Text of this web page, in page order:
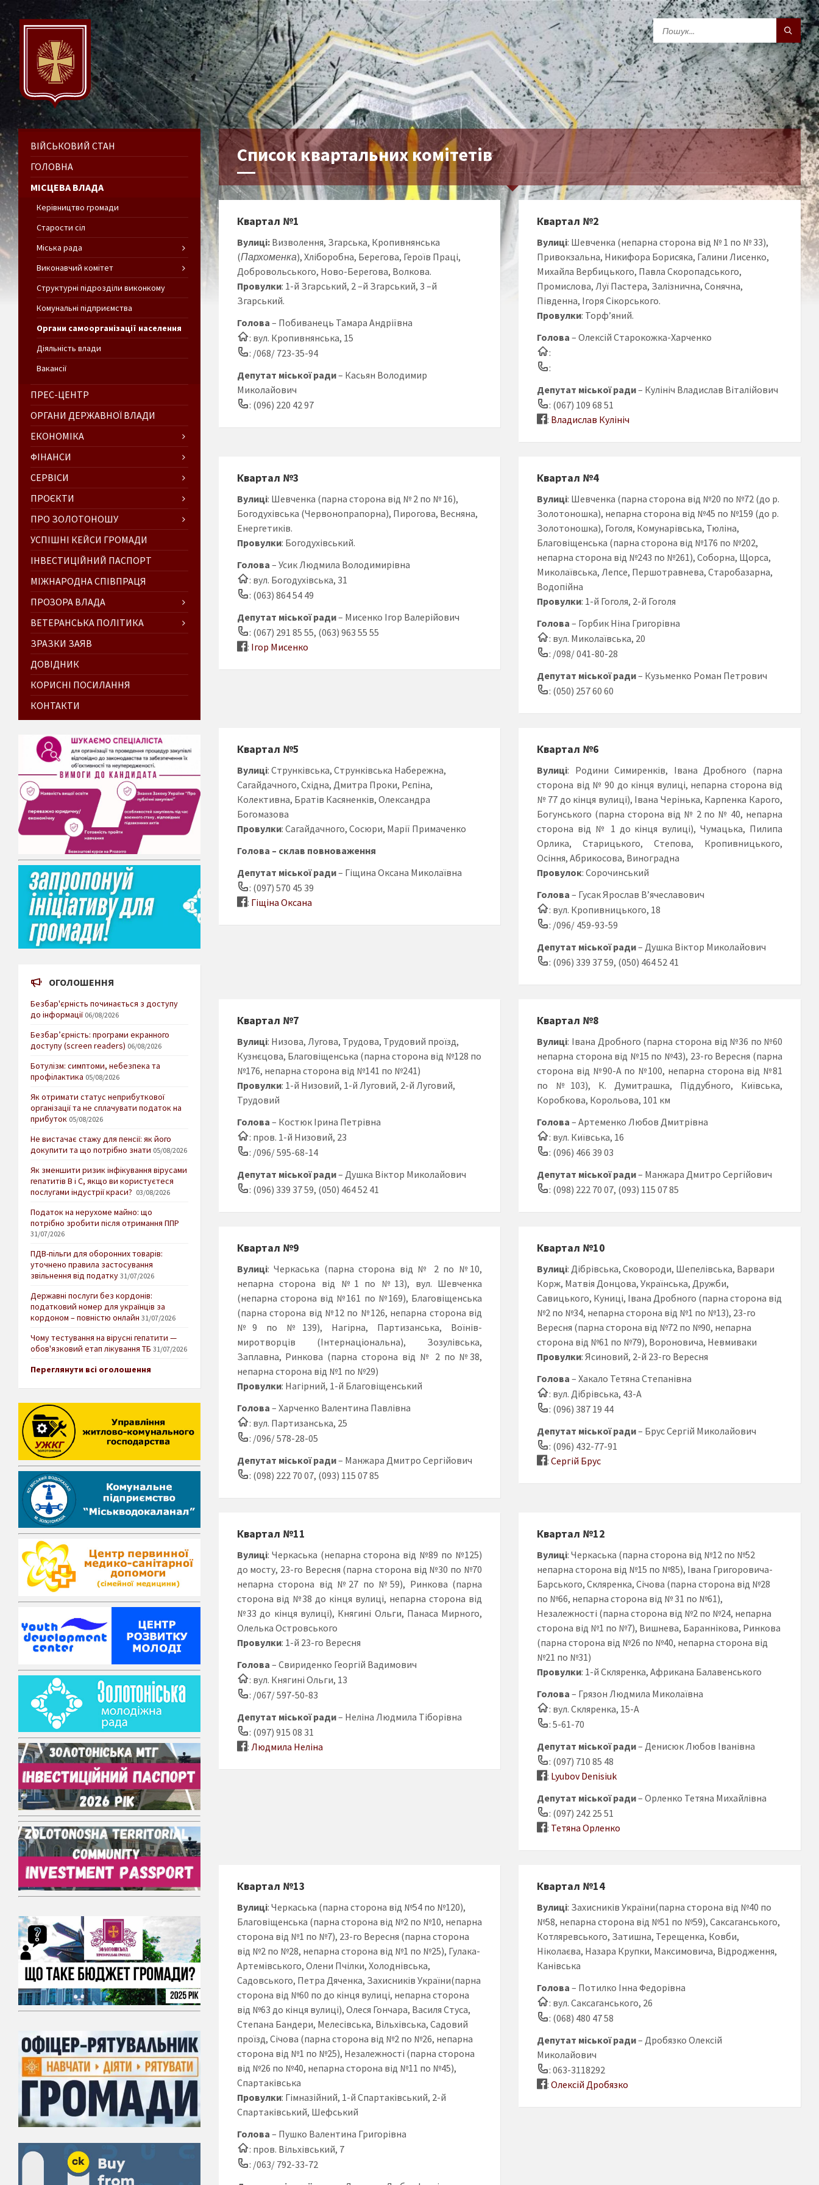
Список квартальних комітетів
Квартал №1
Вулиці:Визволення, Згарська, Кропивнянська
(Пархоменка), Хліборобна, Берегова, Героїв Праці,
Добровольського, Ново-Берегова, Волкова.
Провулки: 1-й Згарський, 2 –й Згарський, 3 –й
Згарський.
Голова – Побиванець Тамара Андріївна
: вул. Кропивнянська, 15
: /068/ 723-35-94
Депутат міської ради– Касьян Володимир
Миколайович
: (096) 220 42 97
Квартал №2
Вулиці: Шевченка (непарна сторона від № 1 по № 33),
Привокзальна, Никифора Борисяка, Галини Лисенко,
Михайла Вербицького, Павла Скоропадського,
Промислова, Луї Пастера, Залізнична, Сонячна,
Південна, Ігоря Сікорського.
Провулки: Торф’яний.
Голова – Олексій Старокожка-Харченко
:
:
Депутат міської ради– Кулініч Владислав Віталійович
: (067) 109 68 51
: Владислав Кулініч
Квартал №3
Вулиці: Шевченка (парна сторона від № 2 по № 16),
Богодухівська (Червонопрапорна), Пирогова, Весняна,
Енергетиків.
Провулки: Богодухівський.
Голова – Усик Людмила Володимирівна
: вул. Богодухівська, 31
: (063) 864 54 49
Депутат міської ради– Мисенко Ігор Валерійович
: (067) 291 85 55, (063) 963 55 55
: Ігор Мисенко
Квартал №4
Вулиці: Шевченка (парна сторона від №20 по №72 (до р.
Золотоношка), непарна сторона від №45 по №159 (до р.
Золотоношка), Гоголя, Комунарівська, Тюліна,
Благовіщенська (парна сторона від №176 по №202,
непарна сторона від №243 по №261), Соборна, Щорса,
Миколаївська, Лепсе, Першотравнева, Старобазарна,
Водопійна
Провулки: 1-й Гоголя, 2-й Гоголя
Голова – Горбик Ніна Григорівна
: вул. Миколаївська, 20
: /098/ 041-80-28
Депутат міської ради– Кузьменко Роман Петрович
: (050) 257 60 60
Квартал №5
Вулиці: Струнківська, Струнківська Набережна,
Сагайдачного, Східна, Дмитра Проки, Рєпіна,
Колективна, Братів Касяненків, Олександра
Богомазова
Провулки: Сагайдачного, Сосюри, Марії Примаченко
Голова – склав повноваження
Депутат міської ради– Гіщина Оксана Миколаївна
: (097) 570 45 39
: Гіщіна Оксана
Квартал №6
Вулиці: Родини Симиренків, Івана Дробного (парна
сторона від № 90 до кінця вулиці, непарна сторона від
№ 77 до кінця вулиці), Івана Черінька, Карпенка Карого,
Богунського (парна сторона від № 2 по № 40, непарна
сторона від № 1 до кінця вулиці), Чумацька, Пилипа
Орлика, Старицького, Степова, Кропивницького,
Осіння, Абрикосова, Виноградна
Провулок: Сорочинський
Голова – Гусак Ярослав В’ячеславович
: вул. Кропивницького, 18
: /096/ 459-93-59
Депутат міської ради– Душка Віктор Миколайович
: (096) 339 37 59, (050) 464 52 41
Квартал №7
Вулиці: Низова, Лугова, Трудова, Трудовий проїзд,
Кузнєцова, Благовіщенська (парна сторона від №128 по
№176, непарна сторона від №141 по №241)
Провулки: 1-й Низовий, 1-й Луговий, 2-й Луговий,
Трудовий
Голова – Костюк Ірина Петрівна
: пров. 1-й Низовий, 23
: /096/ 595-68-14
Депутат міської ради– Душка Віктор Миколайович
: (096) 339 37 59, (050) 464 52 41
Квартал №8
Вулиці: Івана Дробного (парна сторона від №36 по №60
непарна сторона від №15 по №43), 23-го Вересня (парна
сторона від №90-А по №100, непарна сторона від №81
по №103), К. Думитрашка, Піддубного, Київська,
Коробкова, Корольова, 101 км
Голова – Артеменко Любов Дмитрівна
: вул. Київська, 16
: (096) 466 39 03
Депутат міської ради– Манжара Дмитро Сергійович
: (098) 222 70 07, (093) 115 07 85
Квартал №9
Вулиці: Черкаська (парна сторона від № 2 по №10,
непарна сторона від №1 по №13), вул. Шевченка
(непарна сторона від №161 по №169), Благовіщенська
(парна сторона від №12 по №126, непарна сторона від
№9 по №139), Нагірна, Партизанська, Воїнів-
миротворців (Інтернаціональна), Зозулівська,
Заплавна, Ринкова (парна сторона від № 2 по №38,
непарна сторона від №1 по №29)
Провулки: Нагірний, 1-й Благовіщенський
Голова – Харченко Валентина Павлівна
: вул. Партизанська, 25
: /096/ 578-28-05
Депутат міської ради– Манжара Дмитро Сергійович
: (098) 222 70 07, (093) 115 07 85
Квартал №10
Вулиці: Дібрівська, Сковороди, Шепелівська, Варвари
Корж, Матвія Донцова, Українська, Дружби,
Савицького, Куниці, Івана Дробного (парна сторона від
№2 по №34, непарна сторона від №1 по №13), 23-го
Вересня (парна сторона від №72 по №90, непарна
сторона від №61 по №79), Вороновича, Невмиваки
Провулки: Ясиновий, 2-й 23-го Вересня
Голова – Хакало Тетяна Степанівна
: вул. Дібрівська, 43-А
: (096) 387 19 44
Депутат міської ради– Брус Сергій Миколайович
: (096) 432-77-91
:Сергій Брус
Квартал №11
Вулиці: Черкаська (непарна сторона від №89 по №125)
до мосту, 23-го Вересня (парна сторона від №30 по №70
непарна сторона від №27 по №59), Ринкова (парна
сторона від №38 до кінця вулиці, непарна сторона від
№33 до кінця вулиці), Княгині Ольги, Панаса Мирного,
Олелька Островського
Провулки: 1-й 23-го Вересня
Голова – Свириденко Георгій Вадимович
: вул. Княгині Ольги, 13
: /067/ 597-50-83
Депутат міської ради– Неліна Людмила Тіборівна
: (097) 915 08 31
: Людмила Неліна
Квартал №12
Вулиці: Черкаська (парна сторона від №12 по №52
непарна сторона від №15 по №85), Івана Григоровича-
Барського, Скляренка, Січова (парна сторона від №28
по №66, непарна сторона від № 31 по №61),
Незалежності (парна сторона від №2 по №24, непарна
сторона від №1 по №7), Вишнева, Бараннікова, Ринкова
(парна сторона від №26 по №40, непарна сторона від
№21 по №31)
Провулки: 1-й Скляренка, Африкана Балавенського
Голова – Грязон Людмила Миколаївна
: вул. Скляренка, 15-А
: 5-61-70
Депутат міської ради– Денисюк Любов Іванівна
: (097) 710 85 48
: Lyubov Denisiuk
Депутат міської ради– Орленко Тетяна Михайлівна
: (097) 242 25 51
: Тетяна Орленко
Квартал №13
Вулиці: Черкаська (парна сторона від №54 по №120),
Благовіщенська (парна сторона від №2 по №10, непарна
сторона від №1 по №7), 23-го Вересня (парна сторона
від №2 по №28, непарна сторона від №1 по №25), Гулака-
Артемівського, Олени Пчілки, Холоднівська,
Садовського, Петра Дяченка, Захисників України(парна
сторона від №60 по до кінця вулиці, непарна сторона
від №63 до кінця вулиці), Олеся Гончара, Василя Стуса,
Степана Бандери, Мелесівська, Вільхівська, Садовий
проїзд, Січова (парна сторона від №2 по №26, непарна
сторона від №1 по №25), Незалежності (парна сторона
від №26 по №40, непарна сторона від №11 по №45),
Спартаківська
Провулки: Гімназійний, 1-й Спартаківський, 2-й
Спартаківський, Шефський
Голова – Пушко Валентина Григорівна
: пров. Вільхівський, 7
: /063/ 792-33-72
Квартал №14
Вулиці: Захисників України(парна сторона від №40 по
№58, непарна сторона від №51 по №59), Саксаганського,
Котляревського, Затишна, Терещенка, Ковби,
Ніколаєва, Назара Крупки, Максимовича, Відродження,
Канівська
Голова – Потилко Інна Федорівна
: вул. Саксаганського, 26
: (068) 480 47 58
Депутат міської ради– Дробязко Олексій
Миколайович
: 063-3118292
:Олексій Дробязко
ВІЙСЬКОВИЙ СТАН
ГОЛОВНА
МІСЦЕВА ВЛАДА
Керівництво громади
Старости сіл
Міська рада
Виконавчий комітет
Структурні підрозділи виконкому
Комунальні підприємства
Органи самоорганізації населення
Діяльність влади
Вакансії
ПРЕС-ЦЕНТР
ОРГАНИ ДЕРЖАВНОЇ ВЛАДИ
ЕКОНОМІКА
ФІНАНСИ
СЕРВІСИ
ПРОЄКТИ
ПРО ЗОЛОТОНОШУ
УСПІШНІ КЕЙСИ ГРОМАДИ
ІНВЕСТИЦІЙНИЙ ПАСПОРТ
МІЖНАРОДНА СПІВПРАЦЯ
ПРОЗОРА ВЛАДА
ВЕТЕРАНСЬКА ПОЛІТИКА
ЗРАЗКИ ЗАЯВ
ДОВІДНИК
КОРИСНІ ПОСИЛАННЯ
КОНТАКТИ
ОГОЛОШЕННЯ
Безбар'єрність починається з доступу
до інформації 06/08/2026
Безбар’єрність: програми екранного
доступу (screen readers) 06/08/2026
Ботулізм: симптоми, небезпека та
профілактика 05/08/2026
Як отримати статус неприбуткової
організації та не сплачувати податок на
прибуток 05/08/2026
Не вистачає стажу для пенсії: як його
докупити та що потрібно знати 05/08/2026
Як зменшити ризик інфікування вірусами
гепатитів В і С, якщо ви користуєтеся
послугами індустрії краси? 03/08/2026
Податок на нерухоме майно: що
потрібно зробити після отримання ППР
31/07/2026
ПДВ-пільги для оборонних товарів:
уточнено правила застосування
звільнення від податку 31/07/2026
Державні послуги без кордонів:
податковий номер для українців за
кордоном – повністю онлайн 31/07/2026
Чому тестування на вірусні гепатити —
обов'язковий етап лікування ТБ 31/07/2026
Переглянути всі оголошення